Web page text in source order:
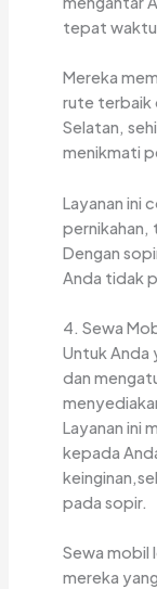
tepat
Mereka
rute terbaik
Selatan,
menikmati
Layanan ini
pernikahan,
Dengan
Anda tidak
4. Sewa
Untuk Anda
dan
Layanan ini
kepada
pada sopir.
Sewa mobil
mereka